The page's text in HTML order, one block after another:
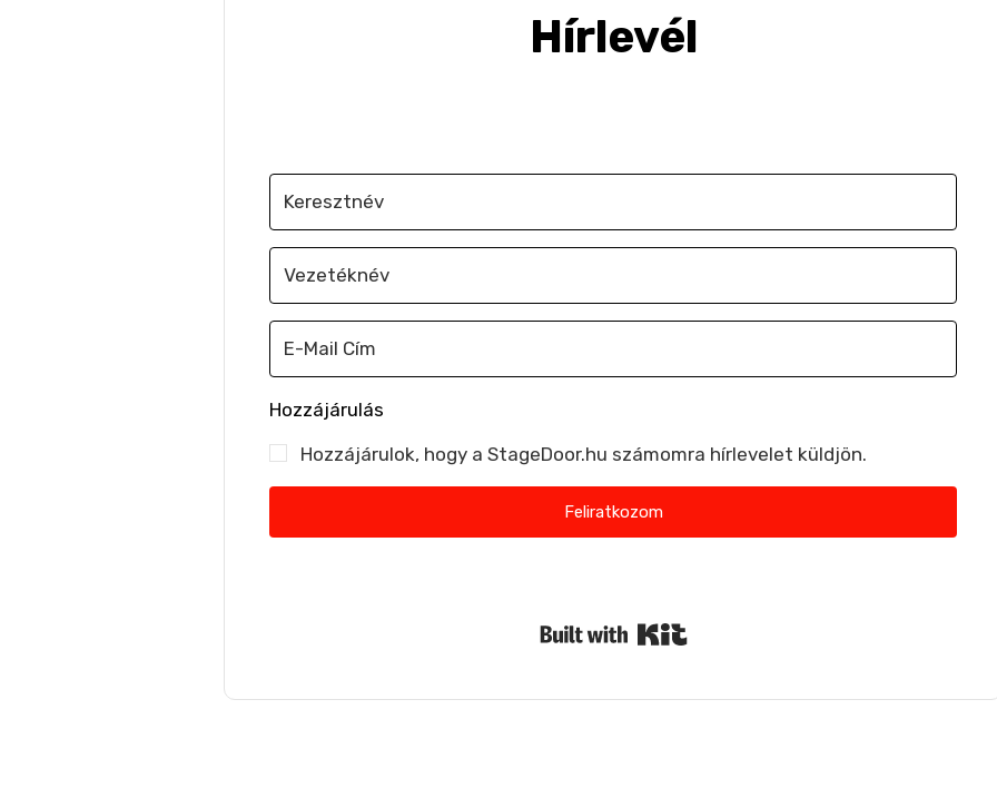
Hírlevél
Hozzájárulás
Hozzájárulok, hogy a StageDoor.hu számomra hírlevelet küldjön.
Feliratkozom